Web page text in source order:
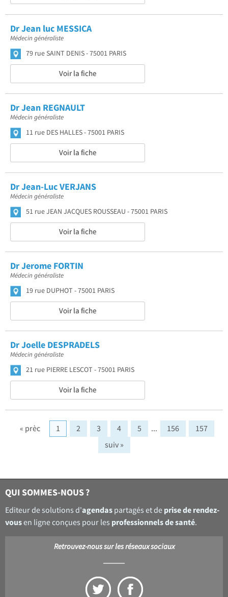
Dr Jean luc MESSICA
Médecin généraliste
79 rue SAINT DENIS 75001 PARIS
Voir la fiche
Dr Jean REGNAULT
Médecin généraliste
11 rue DES HALLES 75001 PARIS
Voir la fiche
Dr Jean-Luc VERJANS
Médecin généraliste
51 rue JEAN JACQUES ROUSSEAU 75001 PARIS
Voir la fiche
Dr Jerome FORTIN
Médecin généraliste
19 rue DUPHOT 75001 PARIS
Voir la fiche
Dr Joelle DESPRADELS
Médecin généraliste
21 rue PIERRE LESCOT 75001 PARIS
Voir la fiche
« prèc 1 2 3 4 5 ... 156
157
suiv »
QUI SOMMES-NOUS ?
Editeur de solutions d'agendas partagés et de prise de rendez-
vousen ligne conçues pour les professionnels de santé.
Retrouvez-nous sur les réseaux sociaux